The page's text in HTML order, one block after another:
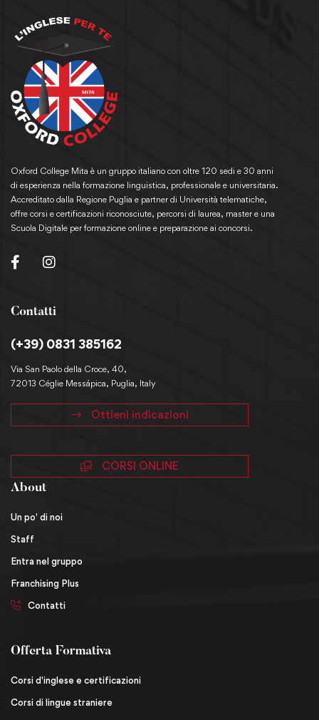
Oxford College Mita è un gruppo italiano con oltre 120 sedi e 30 anni
di esperienza nella formazione linguistica, professionale e universitaria.
Accreditato dalla Regione Puglia e partner di Università telematiche,
offre corsi e certificazioni riconosciute, percorsi di laurea, master e una
Scuola Digitale per formazione online e preparazione ai concorsi.
Contatti
(+39) 0831 385162
Via San Paolo della Croce, 40,
72013 Céglie Messápica, Puglia, Italy
Ottieni indicazioni
CORSI ONLINE
About
Un po' di noi
Staff
Entra nel gruppo
Franchising Plus
Contatti
Offerta Formativa
Corsi d'inglese e certificazioni
Corsi di lingue straniere